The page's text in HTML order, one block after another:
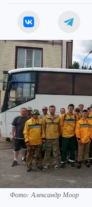
Фото: Александр Моор